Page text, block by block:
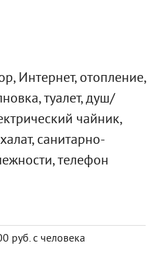
Интернет, отопление,
туалет, душ/
чайник,
санитарно-
телефон
руб. с человека